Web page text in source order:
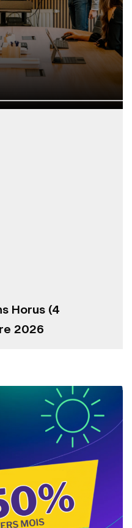
Horus (4
2026